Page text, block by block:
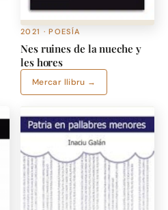
2021 · POESÍA
Nes ruines de la nueche y
les hores
Mercar llibru →